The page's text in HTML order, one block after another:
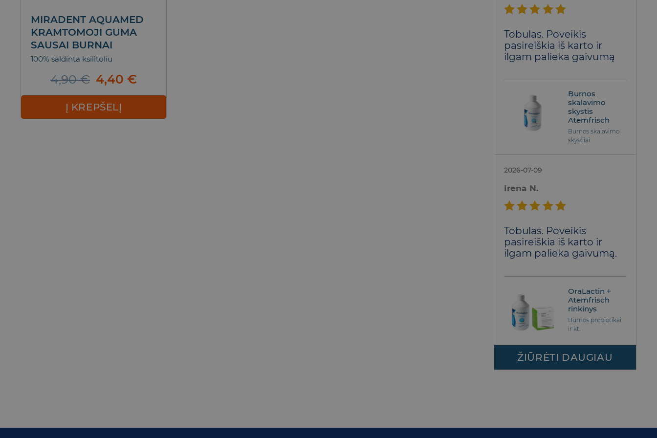
MIRADENT AQUAMED
KRAMTOMOJI GUMA
SAUSAI BURNAI
100% saldinta ksilitoliu
4,90€ Original
was:
4,90 €.
4,40€Current
4,40 €.
Į KREPŠELĮ
5iš 5
Tobulas. Poveikis
pasireiškia iš karto ir
ilgam palieka gaivumą
Burnos
skalavimo
skystis
Atemfrisch
Burnos skalavimo
skysčiai
2026-07-09
Irena N.
5iš 5
Tobulas. Poveikis
pasireiškia iš karto ir
ilgam palieka gaivumą.
OraLactin +
Atemfrisch
rinkinys
Burnos probiotikai
ir kt.
ŽIŪRĖTI DAUGIAU